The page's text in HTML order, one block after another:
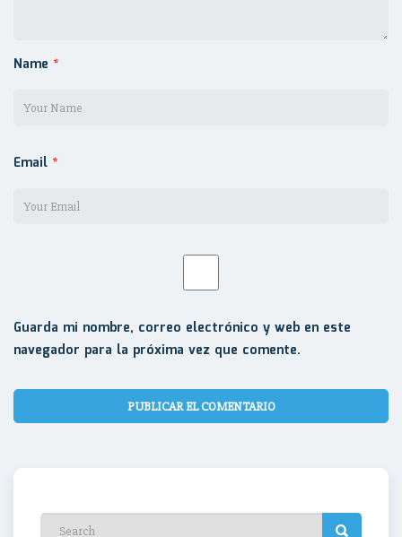
Name *
Email *
Guarda mi nombre, correo electrónico y web en este
navegador para la próxima vez que comente.